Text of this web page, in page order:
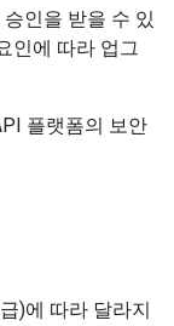
인을 받을 수 있
인에 따라 업그
플랫폼의 보안
)에 따라 달라지